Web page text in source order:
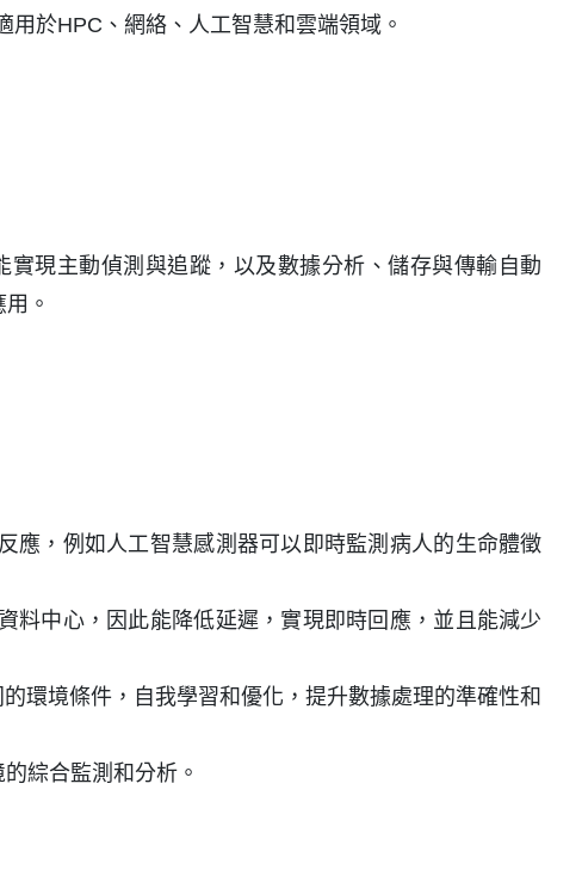
於HPC、網絡、人工智慧和雲端領域。
現主動偵測與追蹤，以及數據分析、儲存與傳輸自動
。
應，例如人工智慧感測器可以即時監測病人的生命體徵
料中心，因此能降低延遲，實現即時回應，並且能減少
環境條件，自我學習和優化，提升數據處理的準確性和
綜合監測和分析。